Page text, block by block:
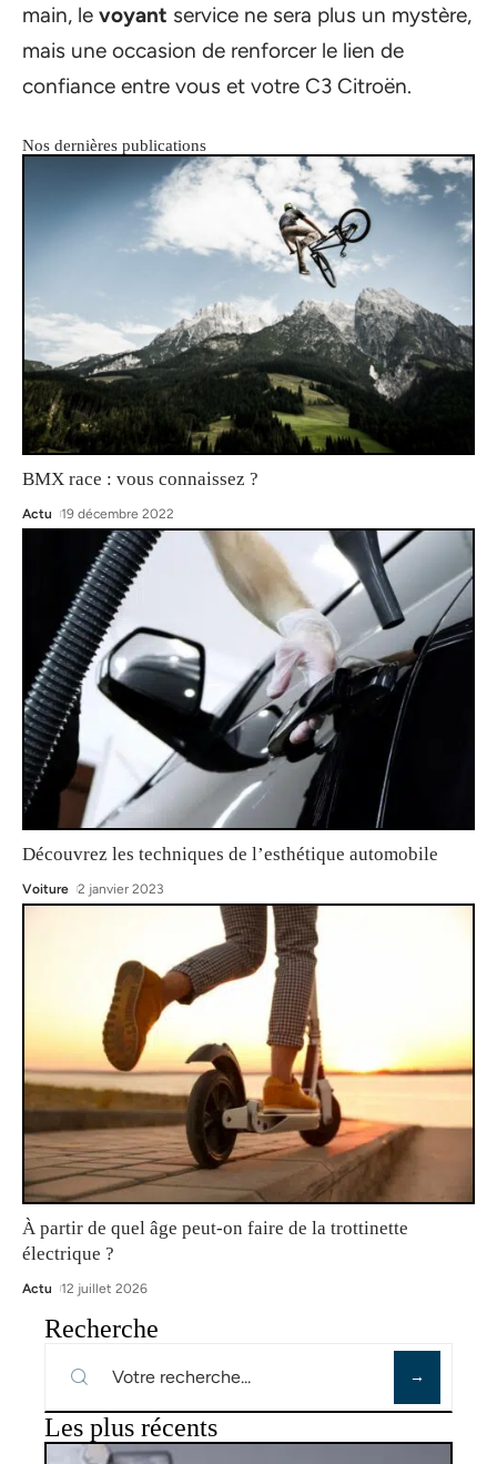
main, le voyant service ne sera plus un mystère,
mais une occasion de renforcer le lien de
confiance entre vous et votre C3 Citroën.
Nos dernières publications
BMX race : vous connaissez ?
Actu 19 décembre 2022
Découvrez les techniques de l’esthétique automobile
Voiture 2 janvier 2023
À partir de quel âge peut-on faire de la trottinette
électrique ?
Actu 12 juillet 2026
Recherche
Les plus récents